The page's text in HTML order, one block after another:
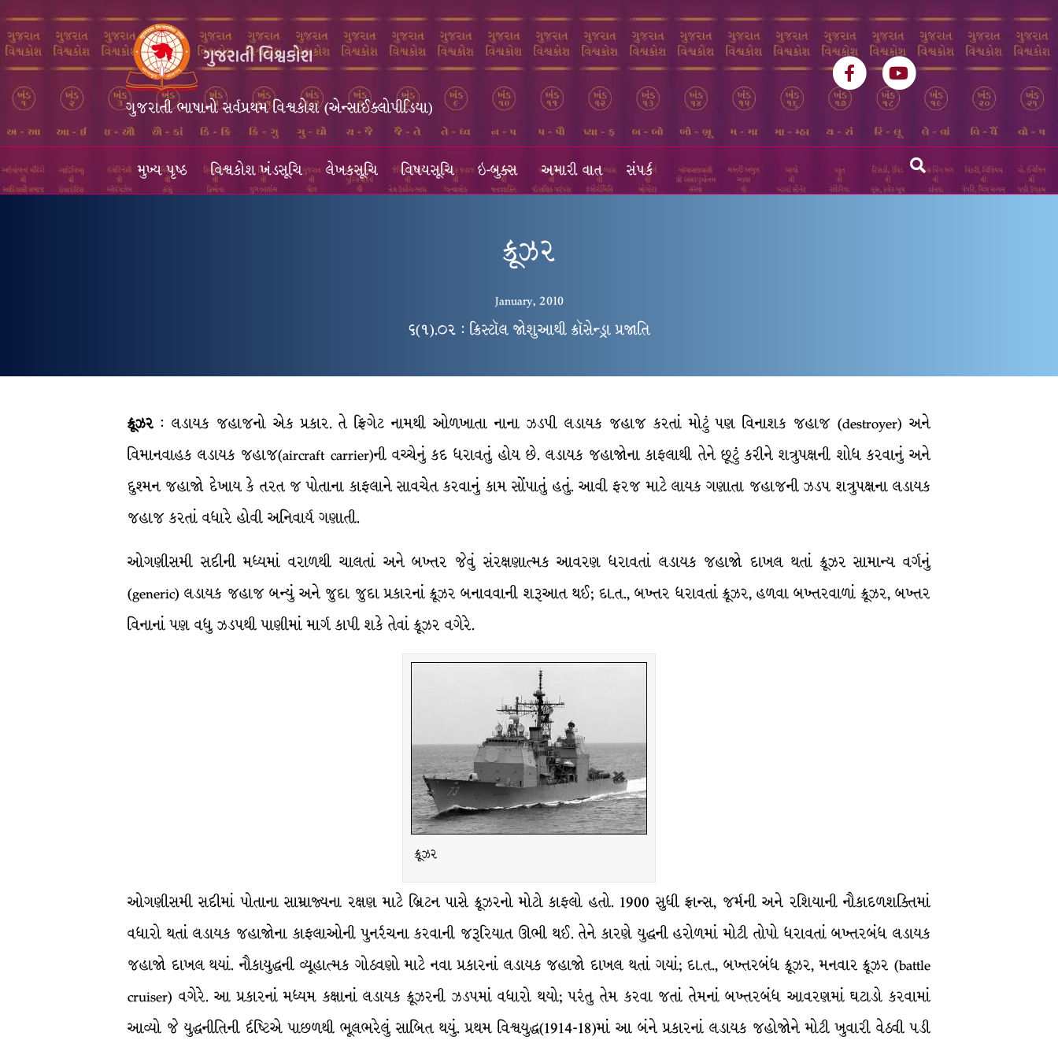
ગુજરાતી ભાષાનો સર્વપ્રથમ વિશ્વકોશ (એન્સાઈક્લોપીડિયા)
FacebookYoutube
મુખ્ય પૃષ્ઠ વિશ્વકોશ ખંડસૂચિ લેખકસૂચિ વિષયસૂચિ ઇ-બુક્સ અમારી વાત સંપર્ક
ક્રૂઝર
January, 2010
૬(૧).૦૨ : ક્રિસ્ટૉલ જોશુઆથી ક્રૉસેન્ડ્રા પ્રજાતિ
ક્રૂઝર : લડાયક જહાજનો એક પ્રકાર. તે ફ્રિગેટ નામથી ઓળખાતા નાના ઝડપી લડાયક જહાજ કરતાં મોટું પણ વિનાશક જહાજ (destroyer) અને
વિમાનવાહક લડાયક જહાજ(aircraft carrier)ની વચ્ચેનું કદ ધરાવતું હોય છે. લડાયક જહાજોના કાફલાથી તેને છૂટું કરીને શત્રુપક્ષની શોધ કરવાનું અને
દુશ્મન જહાજો દેખાય કે તરત જ પોતાના કાફલાને સાવચેત કરવાનું કામ સોંપાતું હતું. આવી ફરજ માટે લાયક ગણાતા જહાજની ઝડપ શત્રુપક્ષના લડાયક
જહાજ કરતાં વધારે હોવી અનિવાર્ય ગણાતી.
ઓગણીસમી સદીની મધ્યમાં વરાળથી ચાલતાં અને બખ્તર જેવું સંરક્ષણાત્મક આવરણ ધરાવતાં લડાયક જહાજો દાખલ થતાં ક્રૂઝર સામાન્ય વર્ગનું
(generic) લડાયક જહાજ બન્યું અને જુદા જુદા પ્રકારનાં ક્રૂઝર બનાવવાની શરૂઆત થઈ; દા.ત., બખ્તર ધરાવતાં ક્રૂઝર, હળવા બખ્તરવાળાં ક્રૂઝર, બખ્તર
વિનાનાં પણ વધુ ઝડપથી પાણીમાં માર્ગ કાપી શકે તેવાં ક્રૂઝર વગેરે.
ક્રૂઝર
ઓગણીસમી સદીમાં પોતાના સામ્રાજ્યના રક્ષણ માટે બ્રિટન પાસે ક્રૂઝરનો મોટો કાફલો હતો. 1900 સુધી ફ્રાન્સ, જર્મની અને રશિયાની નૌકાદળશક્તિમાં
વધારો થતાં લડાયક જહાજોના કાફલાઓની પુનર્રચના કરવાની જરૂરિયાત ઊભી થઈ. તેને કારણે યુદ્ધની હરોળમાં મોટી તોપો ધરાવતાં બખ્તરબંધ લડાયક
જહાજો દાખલ થયાં. નૌકાયુદ્ધની વ્યૂહાત્મક ગોઠવણો માટે નવા પ્રકારનાં લડાયક જહાજો દાખલ થતાં ગયાં; દા.ત., બખ્તરબંધ ક્રૂઝર, મનવાર ક્રૂઝર (battle
cruiser) વગેરે. આ પ્રકારનાં મધ્યમ કક્ષાનાં લડાયક ક્રૂઝરની ઝડપમાં વધારો થયો; પરંતુ તેમ કરવા જતાં તેમનાં બખ્તરબંધ આવરણમાં ઘટાડો કરવામાં
આવ્યો જે યુદ્ધનીતિની ર્દષ્ટિએ પાછળથી ભૂલભરેલું સાબિત થયું. પ્રથમ વિશ્વયુદ્ધ(1914-18)માં આ બંને પ્રકારનાં લડાયક જહોજોને મોટી ખુવારી વેઠવી પડી